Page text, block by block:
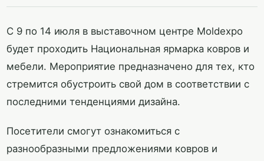
С 9 по 14 июля в выставочном центре Moldexpo
будет проходить Национальная ярмарка ковров и
мебели. Мероприятие предназначено для тех, кто
стремится обустроить свой дом в соответствии с
последними тенденциями дизайна.
Посетители смогут ознакомиться с
разнообразными предложениями ковров и